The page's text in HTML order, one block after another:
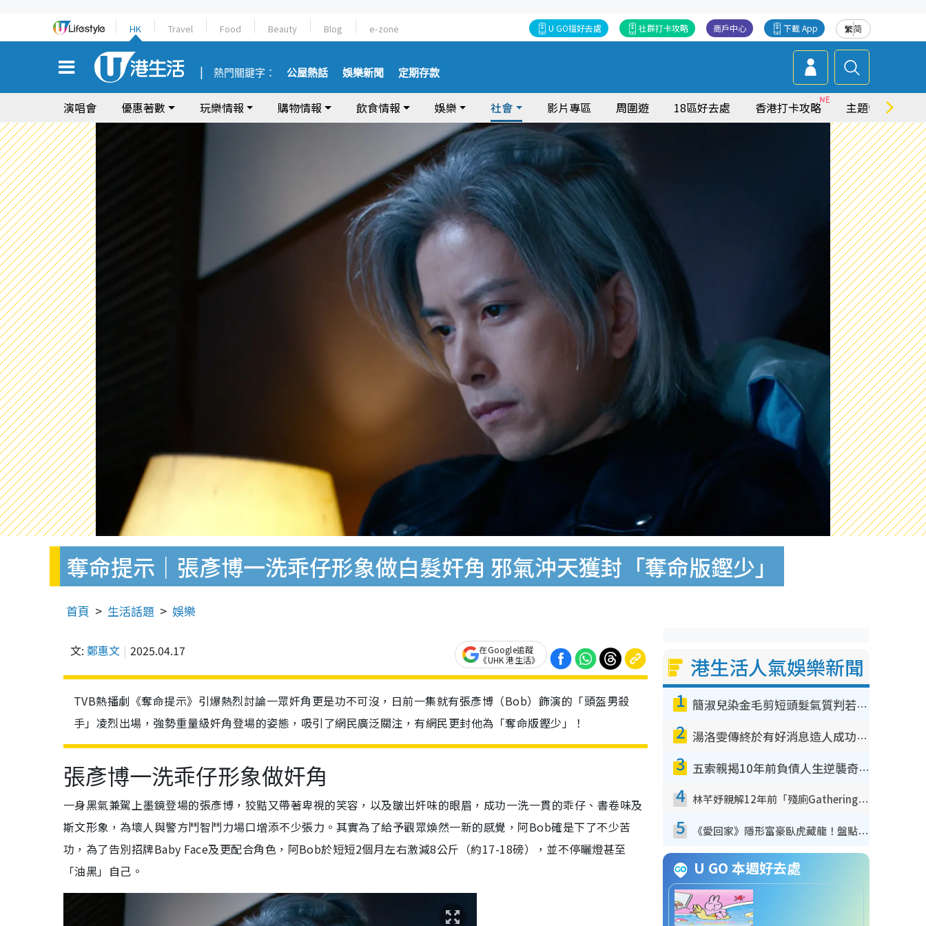
HK Travel Food Beauty Blog e-zone 繁简
下載 App
商戶中心
社群打卡攻略
U GO搵好去處
熱門關鍵字： 公屋熱話 娛樂新聞 定期存款
演唱會 優惠著數 玩樂情報 購物情報 飲食情報 娛樂 社會 影片專區 周圍遊 18區好去處 香港打卡攻略 主題特集
奪命提示｜張彥博一洗乖仔形象做白髮奸角 邪氣沖天獲封「奪命版鏗少」
首頁 生活話題 娛樂
文: 鄭惠文 2025.04.17
在Google追蹤
《UHK 港生活》
TVB熱播劇《奪命提示》引爆熱烈討論一眾奸角更是功不可沒，日前一集就有張彥博（Bob）飾演的「頭盔男殺
手」凌烈出場，強勢重量級奸角登場的姿態，吸引了網民廣泛關注，有網民更封他為「奪命版鏗少」！
張彥博一洗乖仔形象做奸角
一身黑氣兼駕上墨鏡登場的張彥博，狡黠又帶著卑視的笑容，以及皺出奸味的眼眉，成功一洗一貫的乖仔、書卷味及
斯文形象，為壞人與警方鬥智鬥力場口增添不少張力。其實為了給予觀眾煥然一新的感覺，阿Bob確是下了不少苦
功，為了告別招牌Baby Face及更配合角色，阿Bob於短短2個月左右激減8公斤（約17-18磅），並不停曬燈甚至
「油黑」自己。
港生活人氣娛樂新聞
1 簡淑兒染金毛剪短頭髮氣質判若兩人！嚇壞老公麥大力都認唔出：「你做咩事？」
2 湯洛雯傳終於有好消息造人成功！兩大細節曝孕味極濃惹猜測：大肚婆先會咁！
3 五索親揭10年前負債人生逆襲奇蹟！全靠去一地方轉運後即遇上馬先生
4 林芊妤親解12年前「殘廁Gathering」真相！高層解約一句話重創尊嚴至今拒返TVB
5 《愛回家》隱形富豪臥虎藏龍！盤點12位財氣逼人的有錢藝人：呢位靚女3億身家唔憂做
U GO 本週好去處